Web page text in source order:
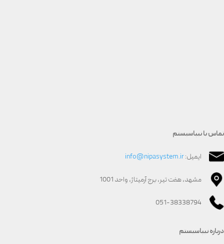
تماس با نیپاسیستم
ایمیل:info@nipasystem.ir
مشهد، هفت تیر، برج آرمیتاژ، واحد 1001
051-38338794
درباره نیپاسیستم